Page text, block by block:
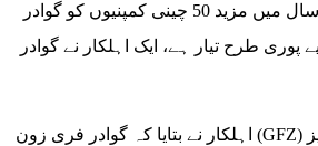
او پی ایچ سی) ایک یا دو سال میں مزید 50 چینی کمپنیوں کو گوادر
پوری طرح تیار ہے، ایک اہلکار نے گوادر
اہلکار نے بتایا کہ گوادر فری زون (GFZ) کے 60 ایکڑ پر محیط فیز I